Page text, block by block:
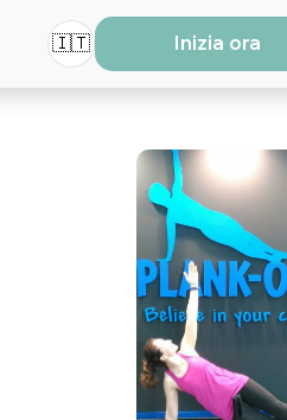
🇮🇹 Inizia ora